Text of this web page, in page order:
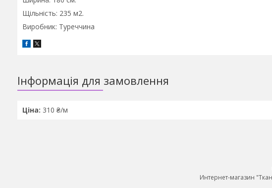
Щільність: 235 м2.
Виробник: Туреччина
Інформація для замовлення
Ціна: 310 ₴/м